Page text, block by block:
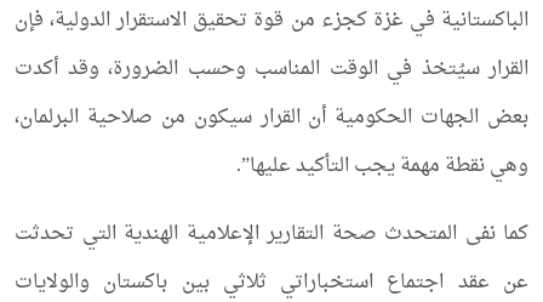
الباكستانية في غزة كجزء من قوة تحقيق الاستقرار الدولية، فإن
القرار سيُتخذ في الوقت المناسب وحسب الضرورة، وقد أكدت
بعض الجهات الحكومية أن القرار سيكون من صلاحية البرلمان،
وهي نقطة مهمة يجب التأكيد عليها”.
كما نفى المتحدث صحة التقارير الإعلامية الهندية التي تحدثت
عن عقد اجتماع استخباراتي ثلاثي بين باكستان والولايات